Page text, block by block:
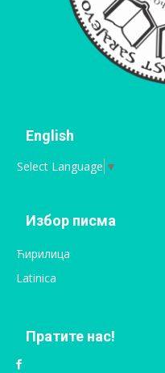
English
Select Language ▼
Избор писма
Ћирилица
Latinica
Пратите нас!